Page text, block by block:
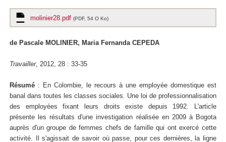
molinier28.pdf (PDF, 54 O Ko)
de Pascale MOLINIER, Maria Fernanda CEPEDA
Travailler, 2012, 28 : 33-35
Résumé : En Colombie, le recours à une employée domestique est
banal dans toutes les classes sociales. Une loi de professionnalisation
des employées fixant leurs droits existe depuis 1992. L'article
présente les résultats d'une investigation réalisée en 2009 à Bogota
auprès d'un groupe de femmes chefs de famille qui ont exercé cette
activité. Il s'agissait de savoir où passe, pour ces dernières, la ligne